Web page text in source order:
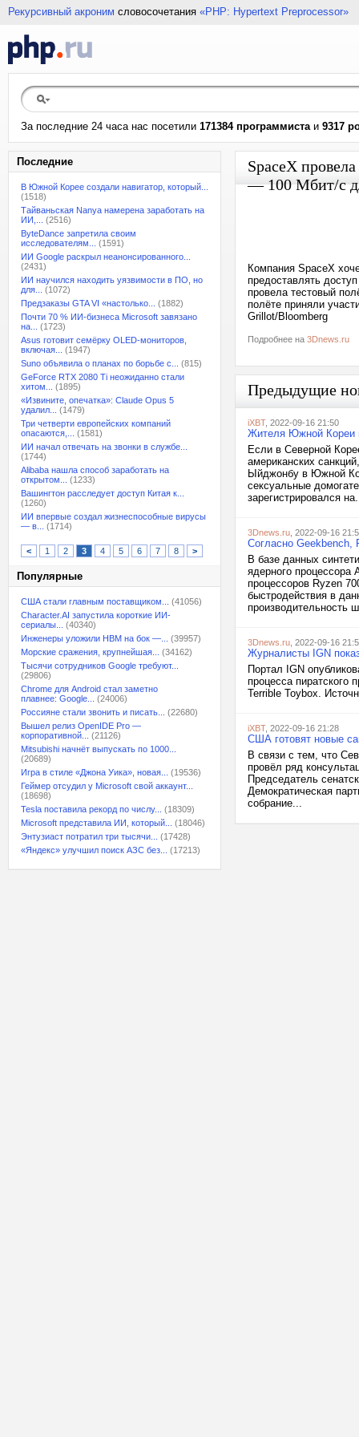
Рекурсивный акроним словосочетания «PHP: Hypertext Preprocessor»
За последние 24 часа нас посетили 171384 программистаи 9317
Последние
В Южной Корее создали навигатор, который...
(1518)
Тайваньская Nanya намерена заработать на
ИИ,...
(2516)
ByteDance запретила своим
исследователям...
(1591)
ИИ Google раскрыл неанонсированного...
(2431)
ИИ научился находить уязвимости в ПО, но
для...
(1072)
Предзаказы GTA VI «настолько...
(1882)
Почти 70 % ИИ-бизнеса Microsoft завязано
на...
(1723)
Asus готовит семёрку OLED-мониторов,
включая...
(1947)
Suno объявила о планах по борьбе с...
(815)
GeForce RTX 2080 Ti неожиданно стали
хитом...
(1895)
«Извините, опечатка»: Claude Opus 5
удалил...
(1479)
Три четверти европейских компаний
опасаются,...
(1581)
ИИ начал отвечать на звонки в службе...
(1744)
Alibaba нашла способ заработать на
открытом...
(1233)
Вашингтон расследует доступ Китая к...
(1260)
ИИ впервые создал жизнеспособные вирусы
— в...
(1714)
< 1 2 3 4 5 6 7 8 >
Популярные
США стали главным поставщиком...
(41056)
Character.AI запустила короткие ИИ-
сериалы...
(40340)
Инженеры уложили HBM на бок —...
(39957)
Морские сражения, крупнейшая...
(34162)
Тысячи сотрудников Google требуют...
(29806)
Chrome для Android стал заметно
плавнее: Google...
(24006)
Россияне стали звонить и писать...
(22680)
Вышел релиз OpenIDE Pro —
корпоративной...
(21126)
Mitsubishi начнёт выпускать по 1000...
(20689)
Игра в стиле «Джона Уика», новая...
(19536)
Геймер отсудил у Microsoft свой аккаунт...
(18698)
Tesla поставила рекорд по числу...
(18309)
Microsoft представила ИИ, который...
(18046)
Энтузиаст потратил три тысячи...
(17428)
«Яндекс» улучшил поиск АЗС без...
(17213)
SpaceX
— 100 Мбит/с
Компания SpaceX
предоставлять
провела тестовый
полёте приняли
Grillot/Bloomberg
Подробнее на 3Dnews.ru
Предыдущие
iXBT, 2022-09-16 21:50
Жителя Южной Кореи
Если в Северной
американских
Ыйджонбу в Южной
сексуальные
зарегистрировался
3Dnews.ru , 2022-09-16
Согласно Geekbench,
В базе данных
ядерного процессора
процессоров Ryzen
быстродействия в
производительность
3Dnews.ru , 2022-09-16
Журналисты IGN
Портал IGN
процесса пиратского
Terrible Toybox.
iXBT, 2022-09-16 21:28
США готовят новые
В связи с тем, что
провёл ряд
Председатель
Демократическая
собрание...